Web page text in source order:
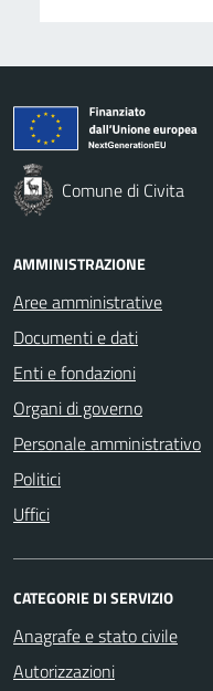
Comune di Civita
AMMINISTRAZIONE
Aree amministrative
Documenti e dati
Enti e fondazioni
Organi di governo
Personale amministrativo
Politici
Uffici
CATEGORIE DI SERVIZIO
Anagrafe e stato civile
Autorizzazioni